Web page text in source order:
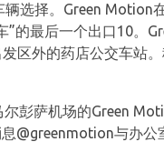
选择。Green Motion
的最后一个出口10。
区外的药店公交车站
彭萨机场的Green
与办公